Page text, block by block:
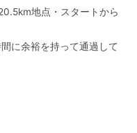
地点・スタートから
に余裕を持って通過して